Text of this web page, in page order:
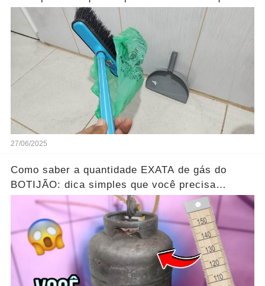
evita levantar poeira!
27/06/2025
Como saber a quantidade EXATA de gás do
BOTIJÃO: dica simples que você precisa
conhecer...Ver mais